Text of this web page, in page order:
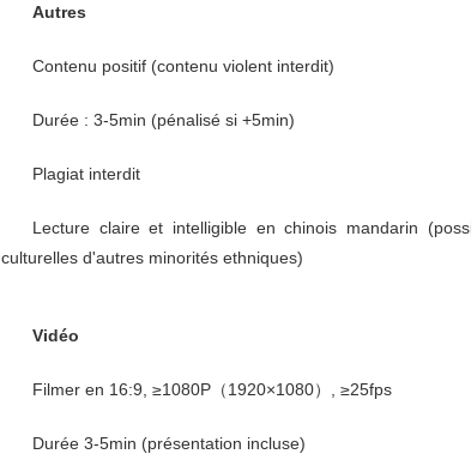
Autres
Contenu positif (contenu violent interdit)
Durée : 3-5min (pénalisé si +5min)
Plagiat interdit
Lecture claire et intelligible en chinois mandarin
culturelles d'autres minorités ethniques)
Vidéo
Filmer en 16:9, ≥1080P（1920×1080）, ≥25fps
Durée 3-5min (présentation incluse)